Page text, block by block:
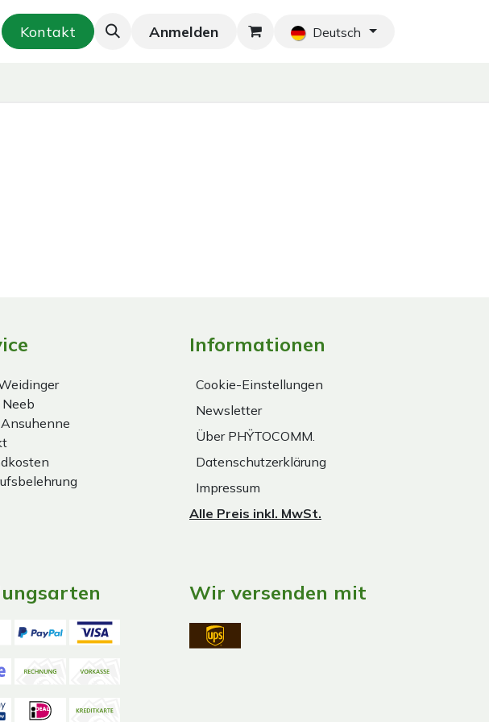
Zubereitungen Neu! Blog Home Shop
Kontakt Anmelden Deutsch
Informationen
Cookie-Einstellungen
Newsletter
Über PHŸTOCOMM.
Datenschutzerklärung
Impressum
Alle Preis inkl. MwSt.
Wir versenden mit